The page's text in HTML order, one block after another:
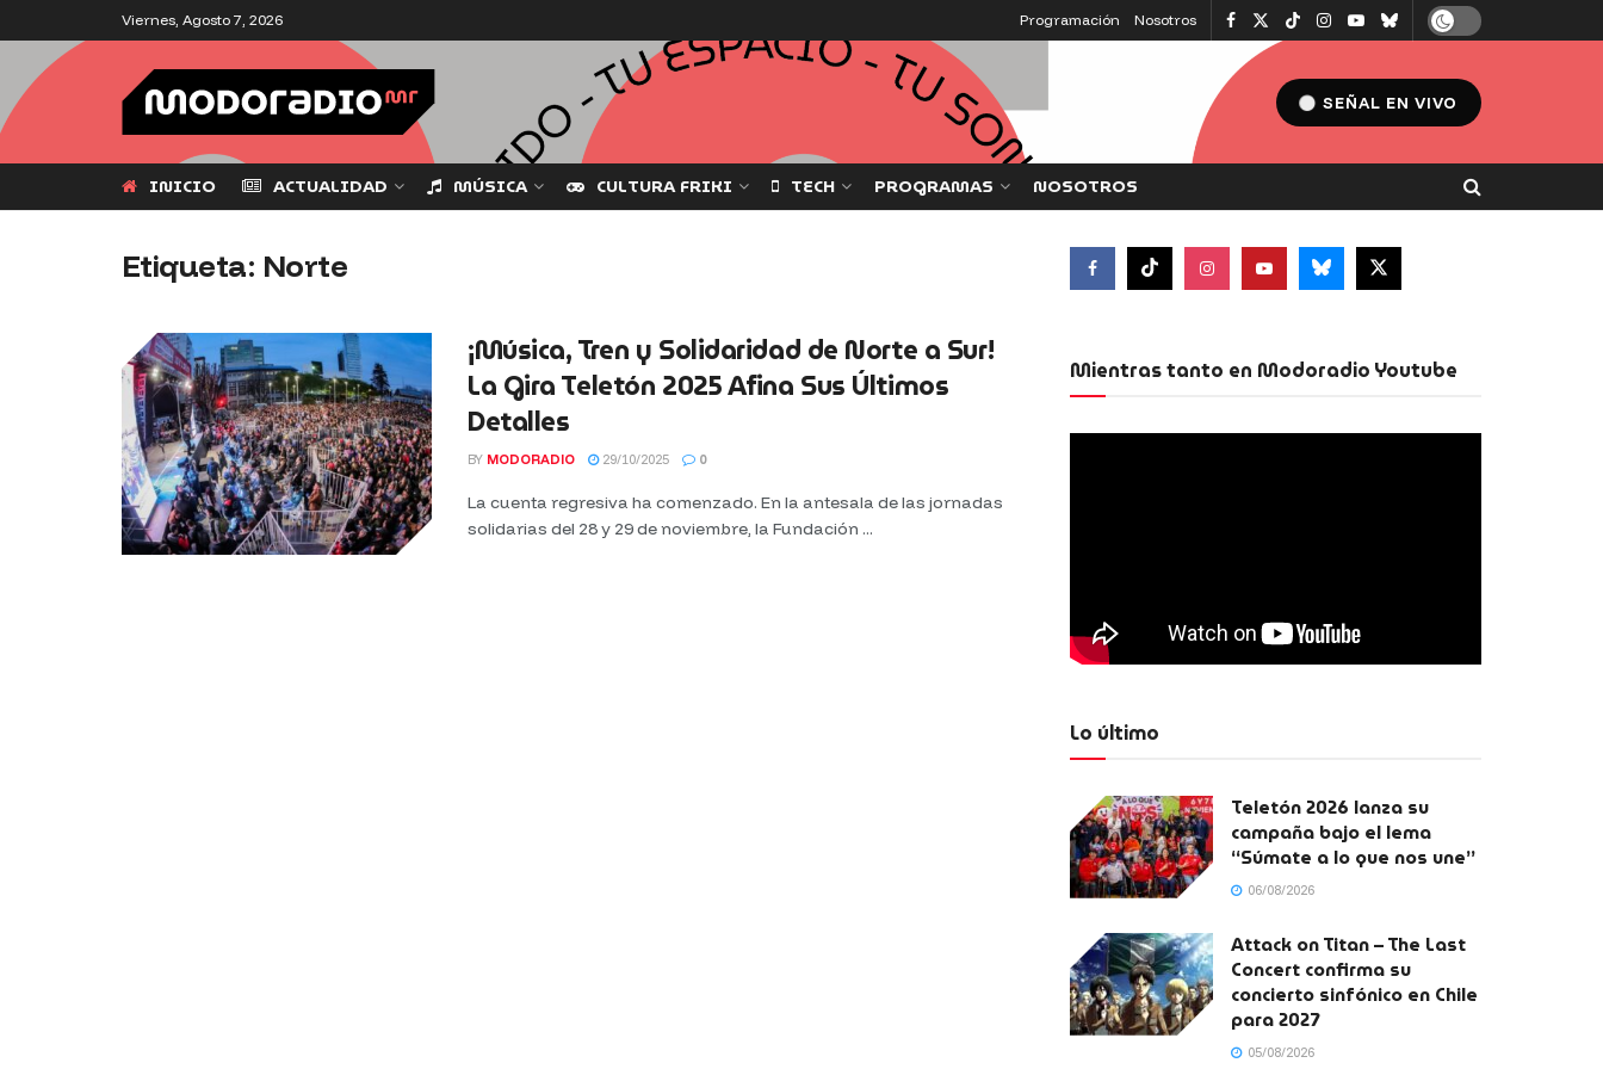
Viernes, Agosto 7, 2026 Programación Nosotros
SEÑAL EN VIVO
INICIO ACTUALIDAD MÚSICA CULTURA FRIKI TECH PROGRAMAS NOSOTROS
Etiqueta: Norte
¡Música, Tren y Solidaridad de Norte a Sur!
La Gira Teletón 2025 Afina Sus Últimos
Detalles
BY MODORADIO 29/10/2025 0
La cuenta regresiva ha comenzado. En la antesala de las jornadas
solidarias del 28 y 29 de noviembre, la Fundación ...
Mientras tanto en Modoradio Youtube
Lo último
Teletón 2026 lanza su
campaña bajo el lema
“Súmate a lo que nos une”
06/08/2026
Attack on Titan – The Last
Concert confirma su
concierto sinfónico en Chile
para 2027
05/08/2026